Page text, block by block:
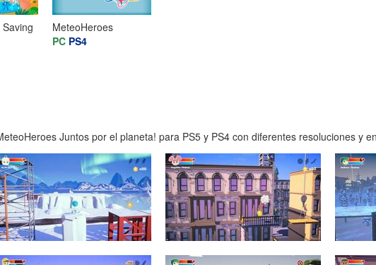
MeteoHeroes
PC PS4
Juntos por el planeta! para PS5 y PS4 con diferentes resoluciones y